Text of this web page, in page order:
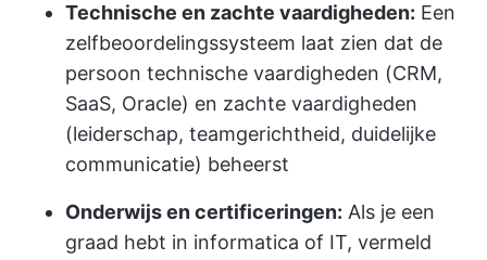
Technische en zachte vaardigheden: Een
zelfbeoordelingssysteem laat zien dat de
persoon technische vaardigheden (CRM,
SaaS, Oracle) en zachte vaardigheden
(leiderschap, teamgerichtheid, duidelijke
communicatie) beheerst
Onderwijs en certificeringen: Als je een
graad hebt in informatica of IT, vermeld